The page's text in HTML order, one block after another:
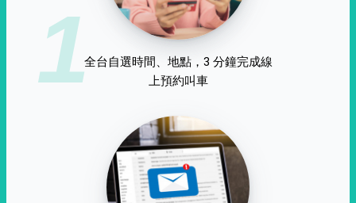
1全台自選時間、地點，3 分鐘完成線
上預約叫車